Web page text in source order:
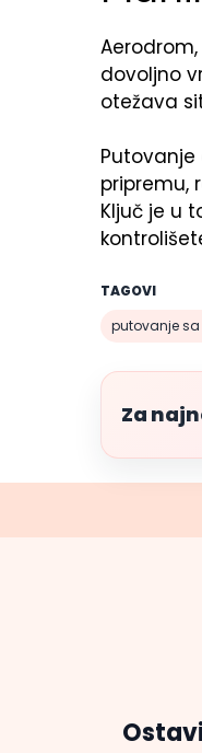
dovoljno
otežava
pripremu,
Ključ je u
TAGOVI
putovanje
Za